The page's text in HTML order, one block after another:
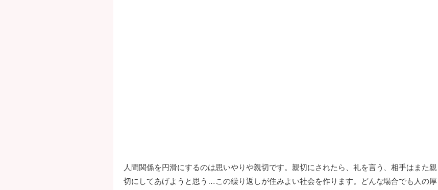
人間関係を円滑にするのは思いやりや親切です。親切にされたら、礼を言う、相手はまた親
切にしてあげようと思う…この繰り返しが住みよい社会を作ります。どんな場合でも人の厚